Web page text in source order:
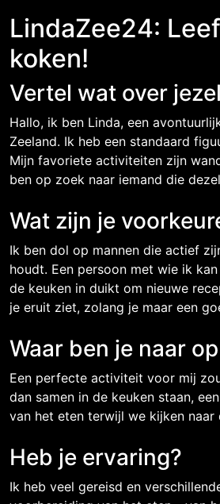
LindaZee24:
koken!
Vertel wat over
Hallo, ik ben Linda, een
Zeeland. Ik heb een standaard
Mijn favoriete activiteiten zijn
ben op zoek naar iemand die
Wat zijn je
Ik ben dol op mannen die actief
houdt. Een persoon met wie ik
de keuken in duikt om nieuwe
je eruit ziet, zolang je maar een
Waar ben je naar
Een perfecte activiteit voor mij
dan samen in de keuken staan,
van het eten terwijl we kijken
Heb je ervaring?
Ik heb veel gereisd en